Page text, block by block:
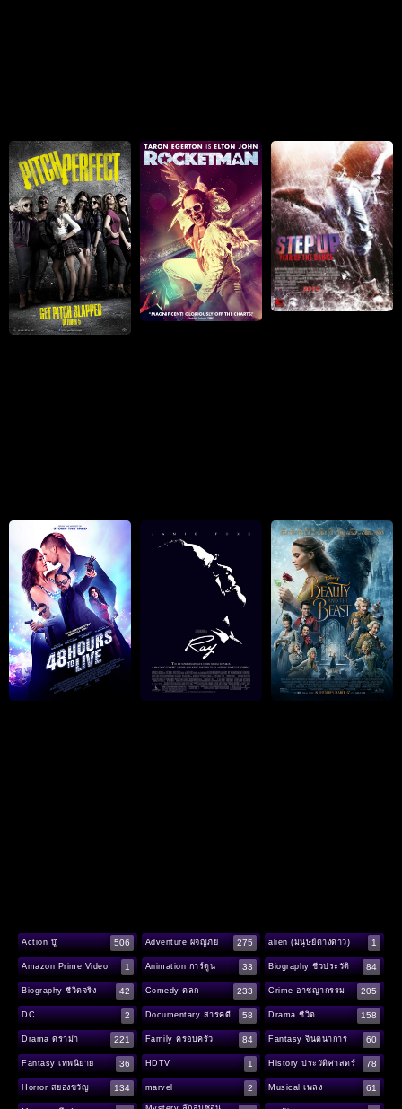
Action บู๊ 506 Adventure ผจญภัย 275 alien (มนุษย์ต่างดาว) 1
Amazon Prime Video 1 Animation การ์ตูน 33 Biography ชีวประวัติ 84
Biography ชีวิตจริง 42 Comedy ตลก 233 Crime อาชญากรรม 205
DC 2 Documentary สารคดี 58 Drama ชีวิต 158
Drama ดราม่า 221 Family ครอบครัว 84 Fantasy จินตนาการ 60
Fantasy เทพนิยาย 36 HDTV 1 History ประวัติศาสตร์ 78
Horror สยองขวัญ 134 marvel 2 Musical เพลง 61